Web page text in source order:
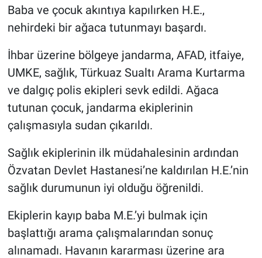
Baba ve çocuk akıntıya kapılırken H.E.,
nehirdeki bir ağaca tutunmayı başardı.
İhbar üzerine bölgeye jandarma, AFAD, itfaiye,
UMKE, sağlık, Türkuaz Sualtı Arama Kurtarma
ve dalgıç polis ekipleri sevk edildi. Ağaca
tutunan çocuk, jandarma ekiplerinin
çalışmasıyla sudan çıkarıldı.
Sağlık ekiplerinin ilk müdahalesinin ardından
Özvatan Devlet Hastanesi’ne kaldırılan H.E.’nin
sağlık durumunun iyi olduğu öğrenildi.
Ekiplerin kayıp baba M.E.’yi bulmak için
başlattığı arama çalışmalarından sonuç
alınamadı. Havanın kararması üzerine ara